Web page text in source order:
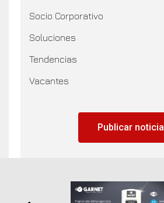
Socio Corporativo
Soluciones
Tendencias
Vacantes
Publicar noticia